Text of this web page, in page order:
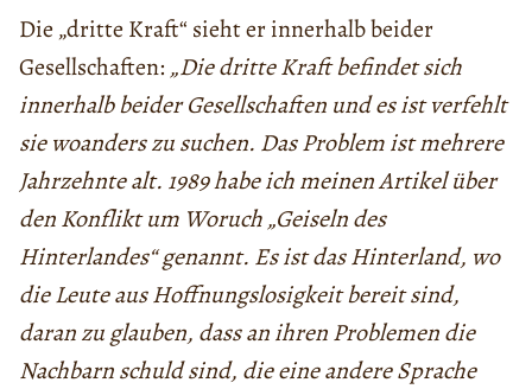
Die „dritte Kraft“ sieht er innerhalb beider
Gesellschaften: „Die dritte Kraft befindet sich
innerhalb beider Gesellschaften und es ist verfehlt
sie woanders zu suchen. Das Problem ist mehrere
Jahrzehnte alt. 1989 habe ich meinen Artikel über
den Konflikt um Woruch „Geiseln des
Hinterlandes“ genannt. Es ist das Hinterland, wo
die Leute aus Hoffnungslosigkeit bereit sind,
daran zu glauben, dass an ihren Problemen die
Nachbarn schuld sind, die eine andere Sprache